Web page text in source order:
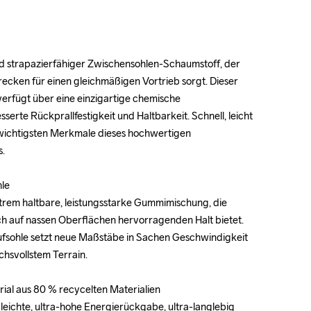
strapazierfähiger Zwischensohlen-Schaumstoff, der
für einen gleichmäßigen Vortrieb sorgt. Dieser
über eine einzigartige chemische
Rückprallfestigkeit und Haltbarkeit. Schnell, leicht
Merkmale dieses hochwertigen
haltbare, leistungsstarke Gummimischung, die
auf nassen Oberflächen hervorragenden Halt bietet.
setzt neue Maßstäbe in Sachen Geschwindigkeit
Terrain.
aus 80 % recycelten Materialien
ultra-hohe Energierückgabe, ultra-langlebig
strapazierfähiger Zwischensohlen-Schaumstoff, der
für einen gleichmäßigen Vortrieb sorgt. Dieser
über eine einzigartige chemische
Rückprallfestigkeit und Haltbarkeit. Schnell, leicht
Merkmale dieses hochwertigen
haltbare, leistungsstarke Gummimischung, die
auf nassen Oberflächen hervorragenden Halt bietet.
setzt neue Maßstäbe in Sachen Geschwindigkeit
Terrain.
aus 80 % recycelten Materialien
ultra-hohe Energierückgabe, ultra-langlebig